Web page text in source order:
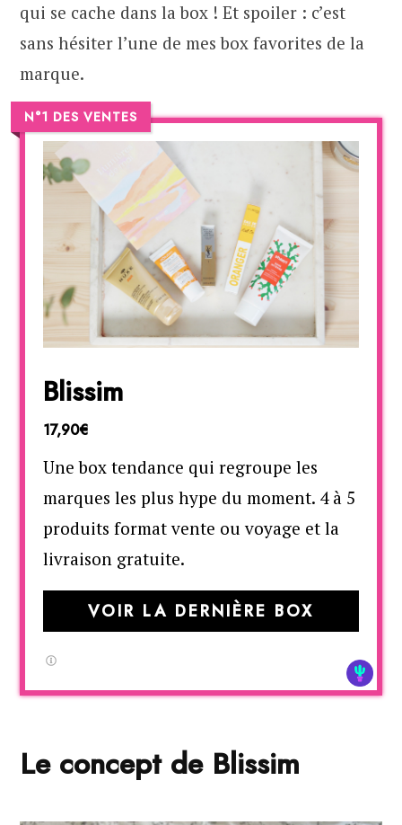
qui se cache dans la box ! Et spoiler : c’est
sans hésiter l’une de mes box favorites de la
marque.
N°1 DES VENTES
Blissim
17,90€
Une box tendance qui regroupe les
marques les plus hype du moment. 4 à 5
produits format vente ou voyage et la
livraison gratuite.
VOIR LA DERNIÈRE BOX
Le concept de Blissim